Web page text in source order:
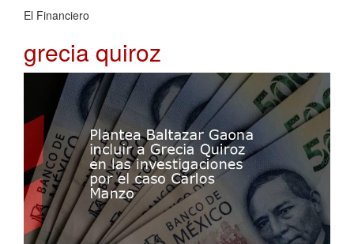
El Financiero
grecia quiroz